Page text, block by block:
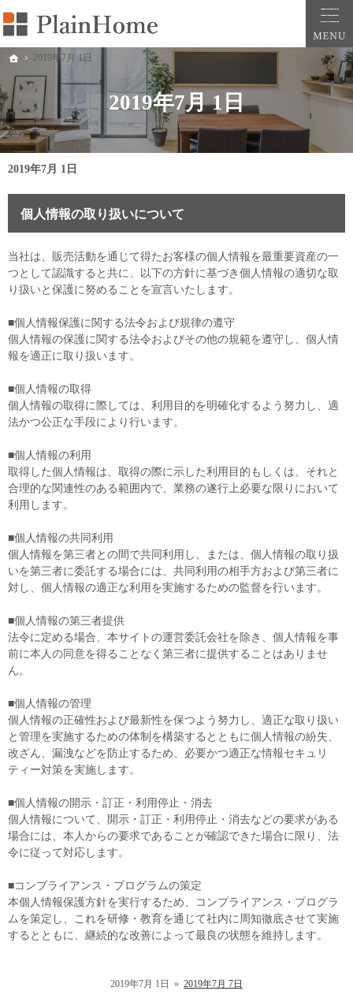
2019年7月 1日
大阪・堺市での新築一戸建ては工務店の「PlainHome平原建築工房」へおまかせ。自然
堺市をはじめ大阪府全域での新築注文住宅ならプレインホームへ。自然素材の心地よさ
2019年7月 1日
個人情報の取り扱いについて
当社は、販売活動を通じて得たお客様の個人情報を最重要資産の一
つとして認識すると共に、以下の方針に基づき個人情報の適切な取
り扱いと保護に努めることを宣言いたします。
■個人情報保護に関する法令および規律の遵守
個人情報の保護に関する法令およびその他の規範を遵守し、個人情
報を適正に取り扱います。
■個人情報の取得
個人情報の取得に際しては、利用目的を明確化するよう努力し、適
法かつ公正な手段により行います。
■個人情報の利用
取得した個人情報は、取得の際に示した利用目的もしくは、それと
合理的な関連性のある範囲内で、業務の遂行上必要な限りにおいて
利用します。
■個人情報の共同利用
個人情報を第三者との間で共同利用し、または、個人情報の取り扱
いを第三者に委託する場合には、共同利用の相手方および第三者に
対し、個人情報の適正な利用を実施するための監督を行います。
■個人情報の第三者提供
法令に定める場合、本サイトの運営委託会社を除き、個人情報を事
前に本人の同意を得ることなく第三者に提供することはありませ
ん。
■個人情報の管理
個人情報の正確性および最新性を保つよう努力し、適正な取り扱い
と管理を実施するための体制を構築するとともに個人情報の紛失、
改ざん、漏洩などを防止するため、必要かつ適正な情報セキュリ
ティー対策を実施します。
■個人情報の開示・訂正・利用停止・消去
個人情報について、開示・訂正・利用停止・消去などの要求がある
場合には、本人からの要求であることが確認できた場合に限り、法
令に従って対応します。
■コンプライアンス・プログラムの策定
本個人情報保護方針を実行するため、コンプライアンス・プログラ
ムを策定し、これを研修・教育を通じて社内に周知徹底させて実施
するとともに、継続的な改善によって最良の状態を維持します。
2019年7月 1日 » 2019年7月 7日
ホーム
2019年7月 1日